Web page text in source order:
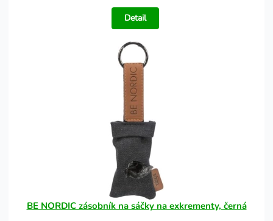
Detail
BE NORDIC zásobník na sáčky na exkrementy, černá